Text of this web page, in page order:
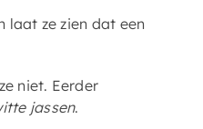
laat ze zien dat een
niet. Eerder
jassen.